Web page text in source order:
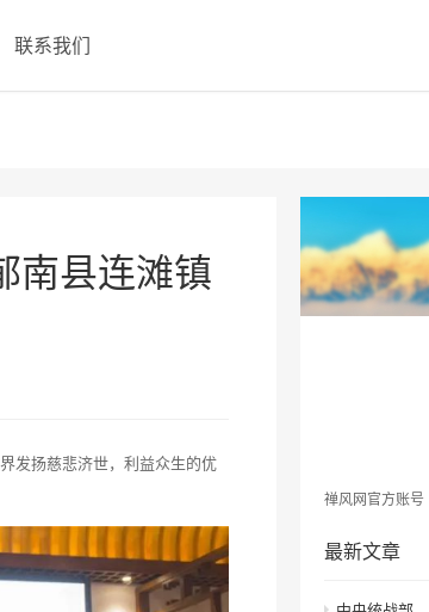
联系我们
南县连滩镇
发扬慈悲济世，利益众生的优
禅风网官方账号
最新文章